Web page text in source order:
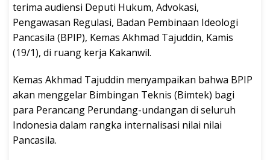
terima audiensi Deputi Hukum, Advokasi,
Pengawasan Regulasi, Badan Pembinaan Ideologi
Pancasila (BPIP), Kemas Akhmad Tajuddin, Kamis
(19/1), di ruang kerja Kakanwil.
Kemas Akhmad Tajuddin menyampaikan bahwa BPIP
akan menggelar Bimbingan Teknis (Bimtek) bagi
para Perancang Perundang-undangan di seluruh
Indonesia dalam rangka internalisasi nilai nilai
Pancasila.